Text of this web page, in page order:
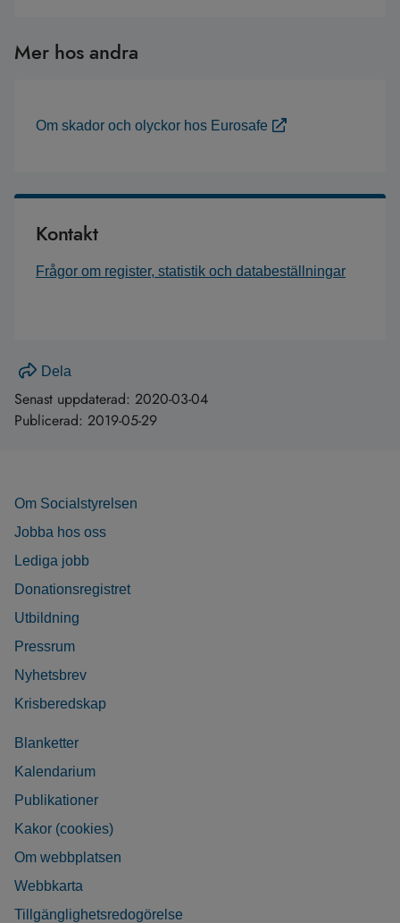
Mer hos andra
Om skador och olyckor hos Eurosafe
Kontakt
Frågor om register, statistik och databeställningar
Dela
Senast uppdaterad: 2020-03-04
Publicerad: 2019-05-29
Om Socialstyrelsen
Jobba hos oss
Lediga jobb
Donationsregistret
Utbildning
Pressrum
Nyhetsbrev
Krisberedskap
Blanketter
Kalendarium
Publikationer
Kakor (cookies)
Om webbplatsen
Webbkarta
Tillgänglighetsredogörelse